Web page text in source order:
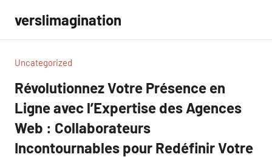
contenu
verslimagination
Uncategorized
Révolutionnez Votre Présence en
Ligne avec l’Expertise des Agences
Web : Collaborateurs
Incontournables pour Redéfinir Votre